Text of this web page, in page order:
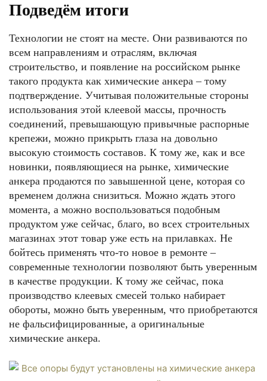
Подведём итоги
Технологии не стоят на месте. Они развиваются по
всем направлениям и отраслям, включая
строительство, и появление на российском рынке
такого продукта как химические анкера – тому
подтверждение. Учитывая положительные стороны
использования этой клеевой массы, прочность
соединений, превышающую привычные распорные
крепежи, можно прикрыть глаза на довольно
высокую стоимость составов. К тому же, как и все
новинки, появляющиеся на рынке, химические
анкера продаются по завышенной цене, которая со
временем должна снизиться. Можно ждать этого
момента, а можно воспользоваться подобным
продуктом уже сейчас, благо, во всех строительных
магазинах этот товар уже есть на прилавках. Не
бойтесь применять что-то новое в ремонте –
современные технологии позволяют быть уверенным
в качестве продукции. К тому же сейчас, пока
производство клеевых смесей только набирает
обороты, можно быть уверенным, что приобретаются
не фальсифицированные, а оригинальные
химические анкера.